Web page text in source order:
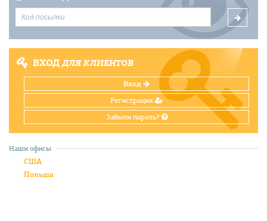
ВХОДДЛЯ КЛИЕНТОВ
Вход
Регистрация
Забыли пароль?
Наши офисы
США
Польша